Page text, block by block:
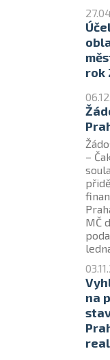
rok
–
MČ
na